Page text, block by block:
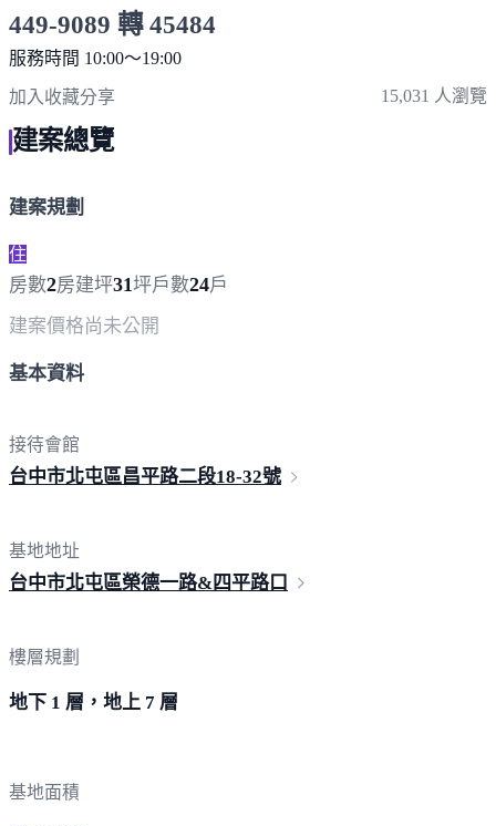
449-9089 轉 45484
服務時間 10:00～19:00
加入收藏分享 15,031 人瀏覽
建案總覽
建案規劃
住
房數2房建坪31坪戶數24戶
建案價格尚未公開
基本資料
接待會館
台中市北屯區昌平路二段18-32號
基地地址
台中市北屯區榮德一路&四平路口
樓層規劃
地下 1 層，地上 7 層
基地面積